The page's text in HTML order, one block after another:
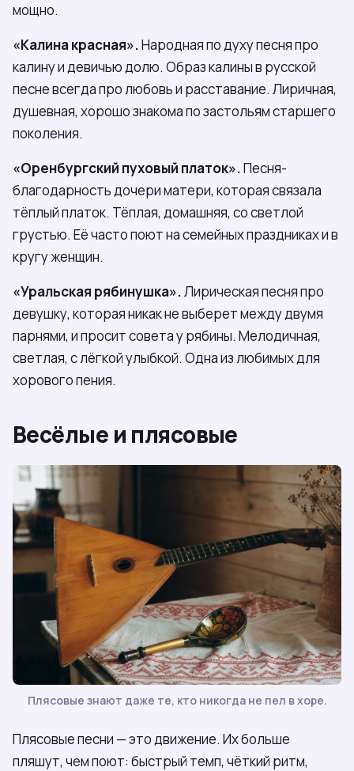
мощно.
«Калина красная».Народная по духу песня про
калину и девичью долю. Образ калины в русской
песне всегда про любовь и расставание. Лиричная,
душевная, хорошо знакома по застольям старшего
поколения.
«Оренбургский пуховый платок».Песня-
благодарность дочери матери, которая связала
тёплый платок. Тёплая, домашняя, со светлой
грустью. Её часто поют на семейных праздниках и в
кругу женщин.
«Уральская рябинушка».Лирическая песня про
девушку, которая никак не выберет между двумя
парнями, и просит совета у рябины. Мелодичная,
светлая, с лёгкой улыбкой. Одна из любимых для
хорового пения.
Весёлые и плясовые
Плясовые знают даже те, кто никогда не пел в хоре.
Плясовые песни — это движение. Их больше
пляшут, чем поют: быстрый темп, чёткий ритм,